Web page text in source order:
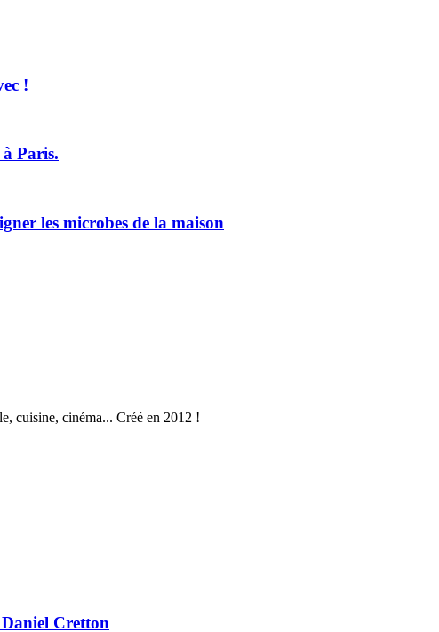
!
Paris.
les microbes de la maison
cuisine, cinéma... Créé en 2012 !
Cretton